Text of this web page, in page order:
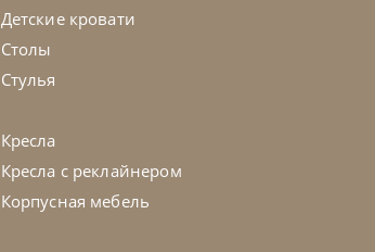
Детские кровати
Столы
Стулья
Кресла
Кресла с реклайнером
Корпусная мебель